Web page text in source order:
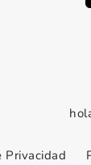
Privacidad